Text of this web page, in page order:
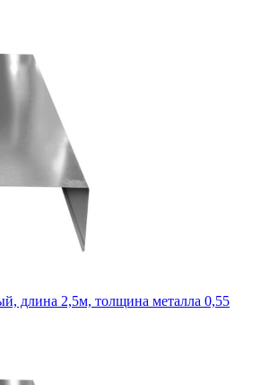
длина 2,5м, толщина металла 0,55